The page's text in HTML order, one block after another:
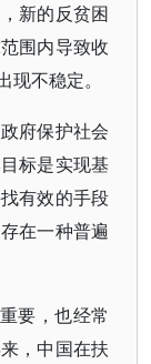
新的反贫困
围内导致收
不稳定。
府保护社会
标是实现基
有效的手段
在一种普遍
要，也经常
，中国在扶